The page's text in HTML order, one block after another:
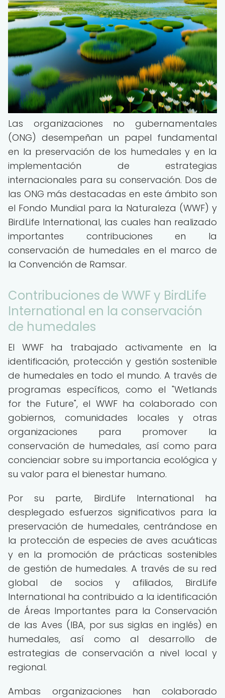
Las organizaciones no gubernamentales
(ONG) desempeñan un papel fundamental
en la preservación de los humedales y en la
implementación de estrategias
internacionales para su conservación. Dos de
las ONG más destacadas en este ámbito son
el Fondo Mundial para la Naturaleza (WWF) y
BirdLife International, las cuales han realizado
importantes contribuciones en la
conservación de humedales en el marco de
la Convención de Ramsar.
Contribuciones de WWF y BirdLife
International en la conservación
de humedales
El WWF ha trabajado activamente en la
identificación, protección y gestión sostenible
de humedales en todo el mundo. A través de
programas específicos, como el "Wetlands
for the Future", el WWF ha colaborado con
gobiernos, comunidades locales y otras
organizaciones para promover la
conservación de humedales, así como para
concienciar sobre su importancia ecológica y
su valor para el bienestar humano.
Por su parte, BirdLife International ha
desplegado esfuerzos significativos para la
preservación de humedales, centrándose en
la protección de especies de aves acuáticas
y en la promoción de prácticas sostenibles
de gestión de humedales. A través de su red
global de socios y afiliados, BirdLife
International ha contribuido a la identificación
de Áreas Importantes para la Conservación
de las Aves (IBA, por sus siglas en inglés) en
humedales, así como al desarrollo de
estrategias de conservación a nivel local y
regional.
Ambas organizaciones han colaborado